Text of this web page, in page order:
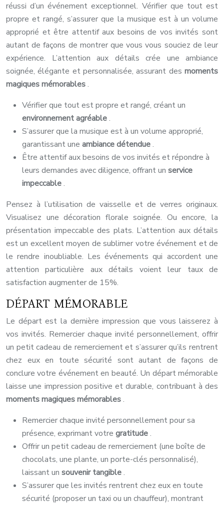
réussi d’un événement exceptionnel. Vérifier que tout est
propre et rangé, s’assurer que la musique est à un volume
approprié et être attentif aux besoins de vos invités sont
autant de façons de montrer que vous vous souciez de leur
expérience. L’attention aux détails crée une ambiance
soignée, élégante et personnalisée, assurant des moments
magiques mémorables.
Vérifier que tout est propre et rangé, créant un
environnement agréable.
S’assurer que la musique est à un volume approprié,
garantissant une ambiance détendue.
Être attentif aux besoins de vos invités et répondre à
leurs demandes avec diligence, offrant un service
impeccable.
Pensez à l’utilisation de vaisselle et de verres originaux.
Visualisez une décoration florale soignée. Ou encore, la
présentation impeccable des plats. L’attention aux détails
est un excellent moyen de sublimer votre événement et de
le rendre inoubliable. Les événements qui accordent une
attention particulière aux détails voient leur taux de
satisfaction augmenter de 15%.
DÉPART MÉMORABLE
Le départ est la dernière impression que vous laisserez à
vos invités. Remercier chaque invité personnellement, offrir
un petit cadeau de remerciement et s’assurer qu’ils rentrent
chez eux en toute sécurité sont autant de façons de
conclure votre événement en beauté. Un départ mémorable
laisse une impression positive et durable, contribuant à des
moments magiques mémorables.
Remercier chaque invité personnellement pour sa
présence, exprimant votre gratitude.
Offrir un petit cadeau de remerciement (une boîte de
chocolats, une plante, un porte-clés personnalisé),
laissant un souvenir tangible.
S’assurer que les invités rentrent chez eux en toute
sécurité (proposer un taxi ou un chauffeur), montrant